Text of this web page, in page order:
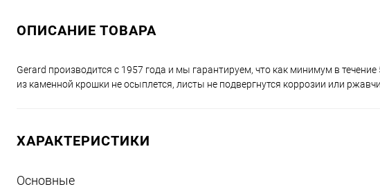
ОПИСАНИЕ ТОВАРА
Gerard производится с 1957 года и мы гарантируем, что как минимум в
из каменной крошки не осыплется, листы не подвергнутся коррозии или
ХАРАКТЕРИСТИКИ
Основные